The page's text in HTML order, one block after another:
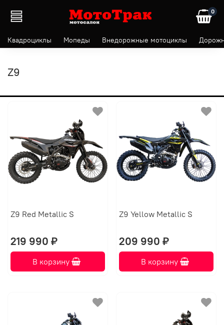
0
Квадроциклы Мопеды Внедорожные мотоциклы
Z9
Z9 Red Metallic S
219 990 ₽
В корзину
Z9 Yellow Metallic S
209 990 ₽
В корзину